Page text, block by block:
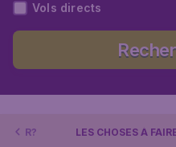
Vols directs
LES CHOSES À